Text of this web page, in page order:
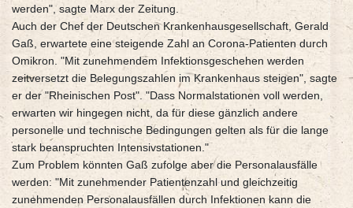
werden", sagte Marx der Zeitung.
Auch der Chef der Deutschen Krankenhausgesellschaft, Gerald
Gaß, erwartete eine steigende Zahl an Corona-Patienten durch
Omikron. "Mit zunehmendem Infektionsgeschehen werden
zeitversetzt die Belegungszahlen im Krankenhaus steigen", sagte
er der "Rheinischen Post". "Dass Normalstationen voll werden,
erwarten wir hingegen nicht, da für diese gänzlich andere
personelle und technische Bedingungen gelten als für die lange
stark beanspruchten Intensivstationen."
Zum Problem könnten Gaß zufolge aber die Personalausfälle
werden: "Mit zunehmender Patientenzahl und gleichzeitig
zunehmenden Personalausfällen durch Infektionen kann die